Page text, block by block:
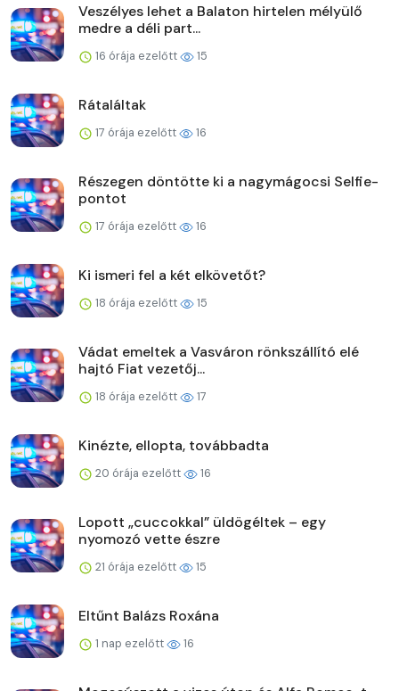
Veszélyes lehet a Balaton hirtelen mélyülő
medre a déli part...
16 órája ezelőtt 15
Rátaláltak
17 órája ezelőtt 16
Részegen döntötte ki a nagymágocsi Selfie-
pontot
17 órája ezelőtt 16
Ki ismeri fel a két elkövetőt?
18 órája ezelőtt 15
Vádat emeltek a Vasváron rönkszállító elé
hajtó Fiat vezetőj...
18 órája ezelőtt 17
Kinézte, ellopta, továbbadta
20 órája ezelőtt 16
Lopott „cuccokkal” üldögéltek – egy
nyomozó vette észre
21 órája ezelőtt 15
Eltűnt Balázs Roxána
1 nap ezelőtt 16